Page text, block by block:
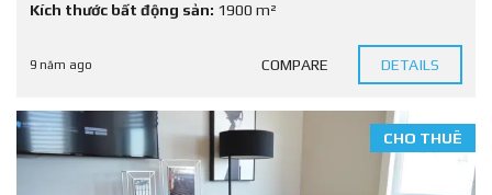
Kích thước bất động sản: 1900 m²
9 năm ago COMPARE DETAILS
CHO THUÊ